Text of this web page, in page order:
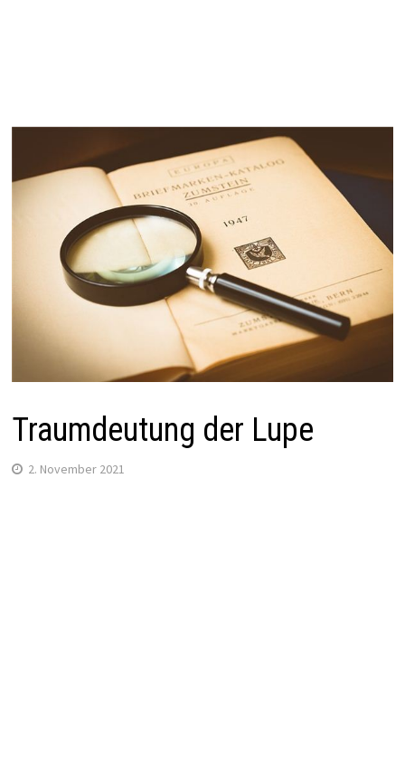
Traumdeutung der Lupe
2. November 2021